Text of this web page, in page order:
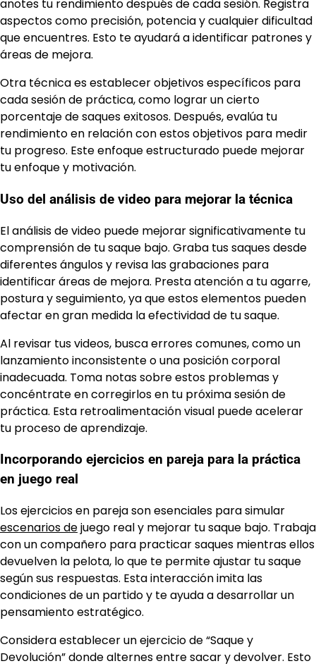
anotes tu rendimiento después de cada sesión. Registra
aspectos como precisión, potencia y cualquier dificultad
que encuentres. Esto te ayudará a identificar patrones y
áreas de mejora.
Otra técnica es establecer objetivos específicos para
cada sesión de práctica, como lograr un cierto
porcentaje de saques exitosos. Después, evalúa tu
rendimiento en relación con estos objetivos para medir
tu progreso. Este enfoque estructurado puede mejorar
tu enfoque y motivación.
Uso del análisis de video para mejorar la técnica
El análisis de video puede mejorar significativamente tu
comprensión de tu saque bajo. Graba tus saques desde
diferentes ángulos y revisa las grabaciones para
identificar áreas de mejora. Presta atención a tu agarre,
postura y seguimiento, ya que estos elementos pueden
afectar en gran medida la efectividad de tu saque.
Al revisar tus videos, busca errores comunes, como un
lanzamiento inconsistente o una posición corporal
inadecuada. Toma notas sobre estos problemas y
concéntrate en corregirlos en tu próxima sesión de
práctica. Esta retroalimentación visual puede acelerar
tu proceso de aprendizaje.
Incorporando ejercicios en pareja para la práctica
en juego real
Los ejercicios en pareja son esenciales para simular
escenarios dejuego real y mejorar tu saque bajo. Trabaja
con un compañero para practicar saques mientras ellos
devuelven la pelota, lo que te permite ajustar tu saque
según sus respuestas. Esta interacción imita las
condiciones de un partido y te ayuda a desarrollar un
pensamiento estratégico.
Considera establecer un ejercicio de “Saque y
Devolución” donde alternes entre sacar y devolver. Esto